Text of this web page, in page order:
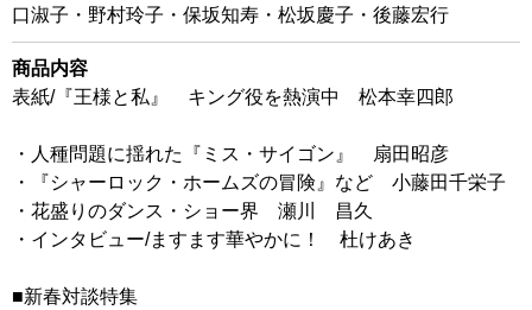
口淑子・野村玲子・保坂知寿・松坂慶子・後藤宏行
商品内容
表紙/『王様と私』 キング役を熱演中 松本幸四郎
・人種問題に揺れた『ミス・サイゴン』 扇田昭彦
・『シャーロック・ホームズの冒険』など 小藤田千栄子
・花盛りのダンス・ショー界 瀬川 昌久
・インタビュー/ますます華やかに！ 杜けあき
■新春対談特集